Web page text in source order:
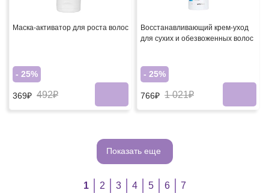
Маска-активатор для роста волос
- 25%
369₽ 492₽
Восстанавливающий крем-уход
для сухих и обезвоженных волос
- 25%
766₽ 1 021₽
Показать еще
1 2 3 4 5 6 7